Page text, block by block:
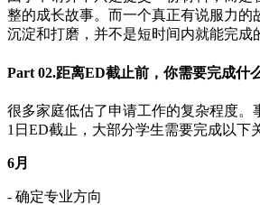
整的成长故事。而一个真正有说服力的
沉淀和打磨，并不是短时间内就能完成
Part 02.距离ED截止前，你需要完成什
很多家庭低估了申请工作的复杂程度。
1日ED截止，大部分学生需要完成以下
6月
- 确定专业方向